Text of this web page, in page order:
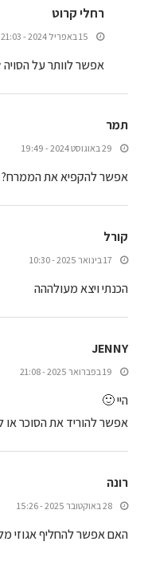
רחלי קרוט
15 באפריל 2024 - 21:03
אפשר לוותר על
תמר
29 באוגוסט 2024 - 19:49
אפשר להקפיא את הממרח?
קורל
17 בינואר 2025 - 10:30
הכנתי ויצא מעולההה
JENNY
19 בפברואר 2025 - 21:08
היי 🙂
אפשר להוריד את הסוכר או
רונה
28 באוקטובר 2025 - 15:26
האם אפשר להחליף אגוזי